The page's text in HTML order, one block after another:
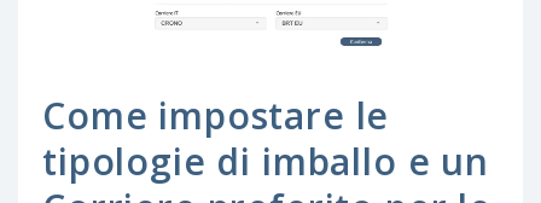
Come impostare le
tipologie di imballo e un